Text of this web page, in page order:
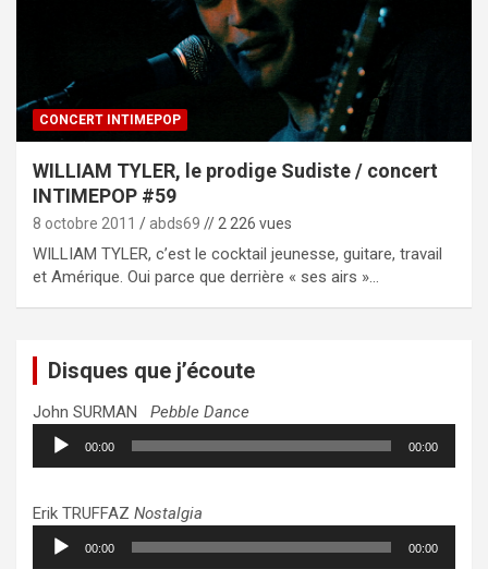
CONCERT INTIMEPOP
WILLIAM TYLER, le prodige Sudiste / concert
INTIMEPOP #59
8 octobre 2011 abds69 // 2 226 vues
WILLIAM TYLER, c’est le cocktail jeunesse, guitare, travail
et Amérique. Oui parce que derrière « ses airs »…
Disques que j’écoute
John SURMAN Pebble Dance
Lecteur
audio
00:00 00:00
Erik TRUFFAZ Nostalgia
Lecteur
audio
00:00 00:00